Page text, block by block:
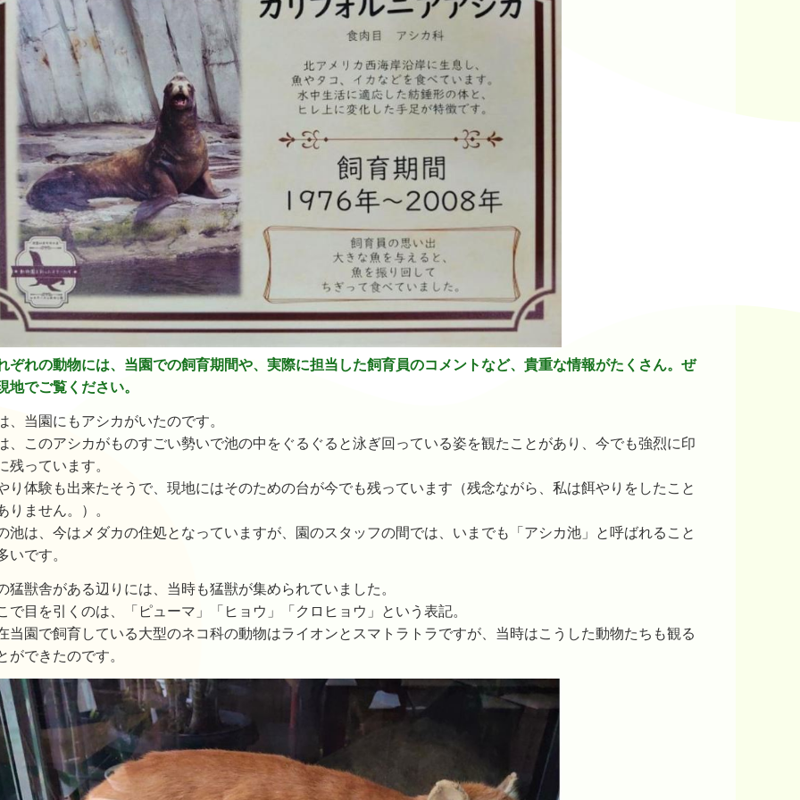
ぞれの動物には、当園での飼育期間や、実際に担当した飼育員のコメントなど、貴重な情報がたくさん。ぜ
地でご覧ください。
、当園にもアシカがいたのです。
、このアシカがものすごい勢いで池の中をぐるぐると泳ぎ回っている姿を観たことがあり、今でも強烈に印
残っています。
り体験も出来たそうで、現地にはそのための台が今でも残っています（残念ながら、私は餌やりをしたこと
りません。）。
池は、今はメダカの住処となっていますが、園のスタッフの間では、いまでも「アシカ池」と呼ばれること
いです。
猛獣舎がある辺りには、当時も猛獣が集められていました。
で目を引くのは、「ピューマ」「ヒョウ」「クロヒョウ」という表記。
当園で飼育している大型のネコ科の動物はライオンとスマトラトラですが、当時はこうした動物たちも観る
ができたのです。